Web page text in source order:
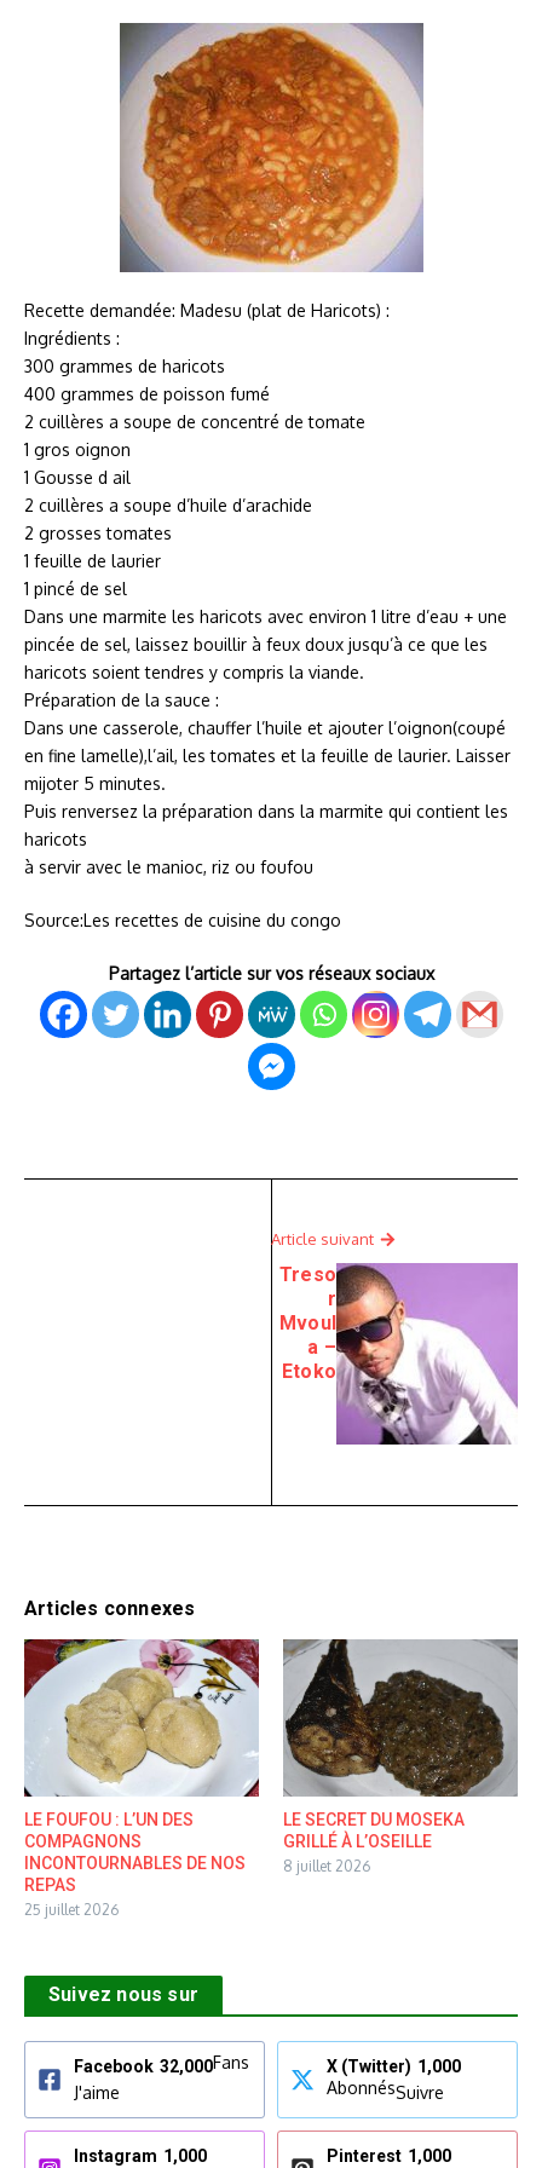
Recette demandée: Madesu (plat de Haricots) :
Ingrédients :
300 grammes de haricots
400 grammes de poisson fumé
2 cuillères a soupe de concentré de tomate
1 gros oignon
1 Gousse d ail
2 cuillères a soupe d’huile d’arachide
2 grosses tomates
1 feuille de laurier
1 pincé de sel
Dans une marmite les haricots avec environ 1 litre d’eau + une
pincée de sel, laissez bouillir à feux doux jusqu’à ce que les
haricots soient tendres y compris la viande.
Préparation de la sauce :
Dans une casserole, chauffer l’huile et ajouter l’oignon(coupé
en fine lamelle),l’ail, les tomates et la feuille de laurier. Laisser
mijoter 5 minutes.
Puis renversez la préparation dans la marmite qui contient les
haricots
à servir avec le manioc, riz ou foufou
Source:Les recettes de cuisine du congo
Partagez l’article sur vos réseaux sociaux
Article suivant
Treso
r
Mvoul
a –
Etoko
Articles connexes
LE FOUFOU : L’UN DES
COMPAGNONS
INCONTOURNABLES DE NOS
REPAS
25 juillet 2026
LE SECRET DU MOSEKA
GRILLÉ À L’OSEILLE
8 juillet 2026
Suivez nous sur
Facebook 32,000Fans
J'aime
X (Twitter) 1,000
AbonnésSuivre
Instagram 1,000 Pinterest 1,000